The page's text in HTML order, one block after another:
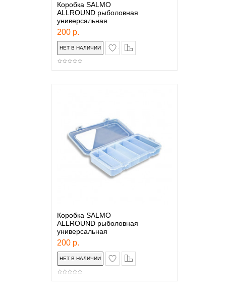
Коробка SALMO
ALLROUND рыболовная
универсальная
200 р.
в закладки
Коробка SALMO
ALLROUND рыболовная
универсальная
200 р.
в закладки